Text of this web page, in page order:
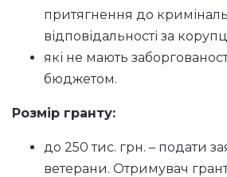
притягнення до
відповідальності за
які не мають
бюджетом.
Розмір гранту:
до 250 тис. грн. – подати
ветерани. Отримувач